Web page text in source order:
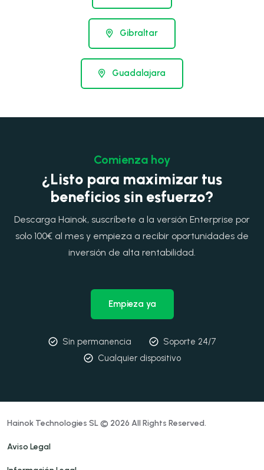
Gibraltar
Guadalajara
Comienza hoy
¿Listo para maximizar tus
beneficios sin esfuerzo?
Descarga Hainok, suscríbete a la versión Enterprise por
solo 100€ al mes y empieza a recibir oportunidades de
inversión de alta rentabilidad.
Empieza ya
Sin permanencia
Soporte 24/7
Cualquier dispositivo
Hainok Technologies SL © 2026 All Rights Reserved.
Aviso Legal